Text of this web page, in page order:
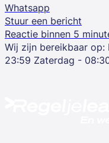
Whatsapp
Stuur een bericht
Reactie binnen 5
Wij zijn bereikbaar op:
23:59 Zaterdag -